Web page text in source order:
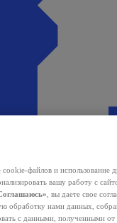
файлов и использование
вашу работу с
, вы даете свое
обработку нами данных,
с данными, полученными от